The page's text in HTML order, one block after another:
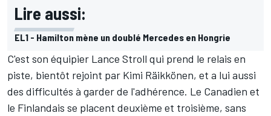
Lire aussi:
EL1 - Hamilton mène un doublé Mercedes en Hongrie
C'est son équipier Lance Stroll qui prend le relais en
piste, bientôt rejoint par Kimi Räikkönen, et a lui aussi
des difficultés à garder de l'adhérence. Le Canadien et
le Finlandais se placent deuxième et troisième, sans